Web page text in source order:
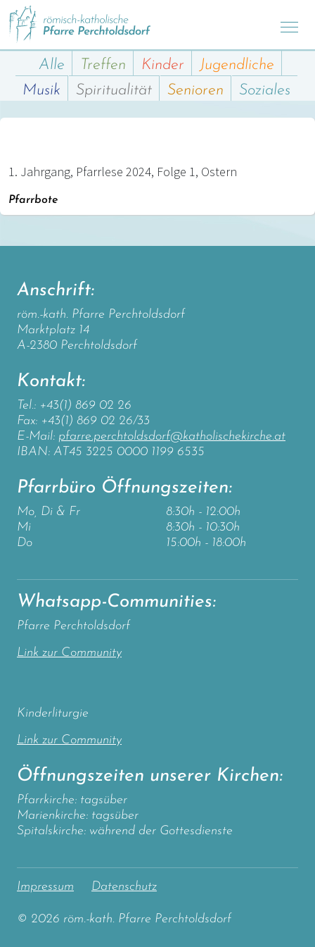
Alle Treffen Kinder
Jugendliche
Musik
Spiritualität Senioren Soziales
1. Jahrgang, Pfarrlese 2024, Folge 1, Ostern
Pfarrbote
Anschrift:
röm.-kath. Pfarre Perchtoldsdorf
Marktplatz 14
A-2380 Perchtoldsdorf
Kontakt:
Tel.: +43(1) 869 02 26
Fax: +43(1) 869 02 26/33
E-Mail: pfarre.perchtoldsdorf@katholischekirche.at
IBAN: AT45 3225 0000 1199 6535
Pfarrbüro Öffnungszeiten:
Mo, Di & Fr
8:30h - 12:00h
Mi
8:30h - 10:30h
Do
15:00h - 18:00h
Whatsapp-Communities:
Pfarre Perchtoldsdorf
Link zur Community
Kinderliturgie
Link zur Community
Öffnungszeiten unserer Kirchen:
Pfarrkirche: tagsüber
Marienkirche: tagsüber
Spitalskirche: während der Gottesdienste
Impressum Datenschutz
© 2026 röm.-kath. Pfarre Perchtoldsdorf